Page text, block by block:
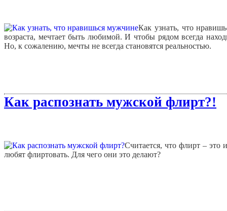
Как узнать, что
возраста, мечтает быть любимой. И чтобы рядом всегда
Но, к сожалению, мечты не всегда становятся реальностью.
Как распознать мужской флирт?!
Считается, что флирт –
любят флиртовать. Для чего они это делают?